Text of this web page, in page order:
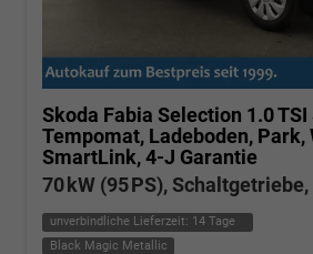
Skoda Fabia Selection 1.0
Tempomat, Ladeboden,
SmartLink, 4-J Garantie
70 kW (95 PS),
unverbindliche Lieferzeit: 14 Tage
Black Magic Metallic